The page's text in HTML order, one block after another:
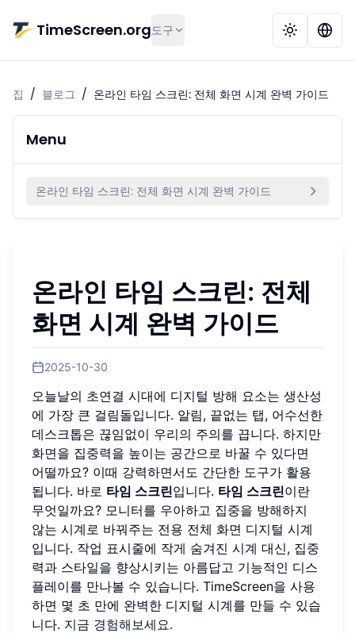
TimeScreen.org도구
집 / 블로그 / 온라인 타임 스크린: 전체 화면 시계 완벽 가이드
Menu
온라인 타임 스크린: 전체 화면 시계 완벽 가이드
온라인 타임 스크린: 전체
화면 시계 완벽 가이드
2025-10-30
오늘날의 초연결 시대에 디지털 방해 요소는 생산성
에 가장 큰 걸림돌입니다. 알림, 끝없는 탭, 어수선한
데스크톱은 끊임없이 우리의 주의를 끕니다. 하지만
화면을 집중력을 높이는 공간으로 바꿀 수 있다면
어떨까요? 이때 강력하면서도 간단한 도구가 활용
됩니다. 바로 타임 스크린입니다. 타임 스크린이란
무엇일까요? 모니터를 우아하고 집중을 방해하지
않는 시계로 바꿔주는 전용 전체 화면 디지털 시계
입니다. 작업 표시줄에 작게 숨겨진 시계 대신, 집중
력과 스타일을 향상시키는 아름답고 기능적인 디스
플레이를 만나볼 수 있습니다. TimeScreen을 사용
하면 몇 초 만에 완벽한 디지털 시계를 만들 수 있습
니다. 지금 경험해보세요.